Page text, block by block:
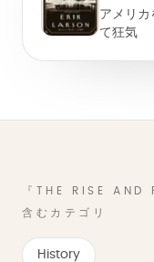
アメリカ
て狂気
『THE RISE AND
含むカテゴリ
History